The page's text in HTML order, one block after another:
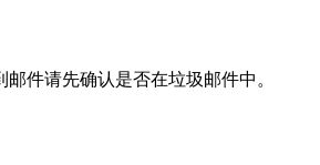
件请先确认是否在垃圾邮件中。